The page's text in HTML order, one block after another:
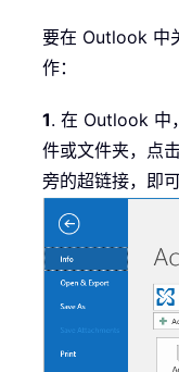
要在 Outlook 中
作：
1. 在 Outlook 中
件或文件夹，点击
旁的超链接，即